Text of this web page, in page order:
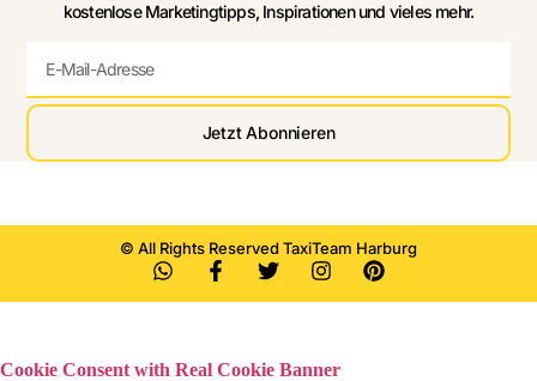
kostenlose Marketingtipps, Inspirationen und vieles mehr.
Jetzt Abonnieren
© All Rights Reserved TaxiTeam Harburg
Cookie Consent with Real Cookie Banner